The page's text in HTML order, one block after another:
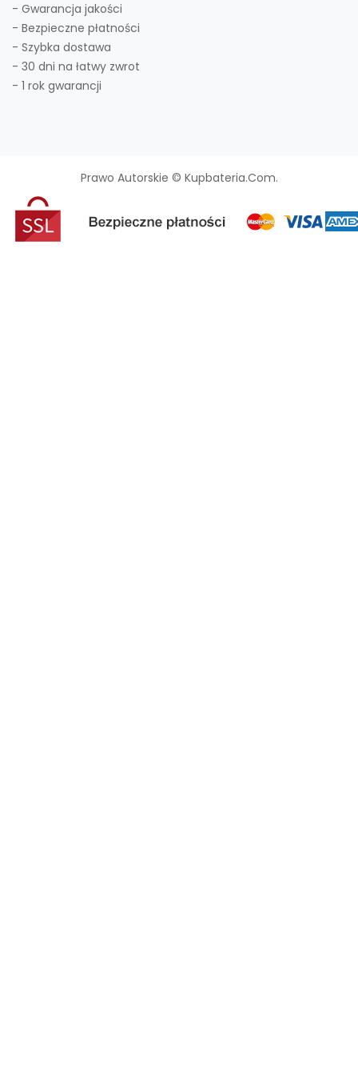
- Gwarancja jakości
- Bezpieczne płatności
- Szybka dostawa
- 30 dni na łatwy zwrot
- 1 rok gwarancji
Prawo Autorskie © Kupbateria.com.